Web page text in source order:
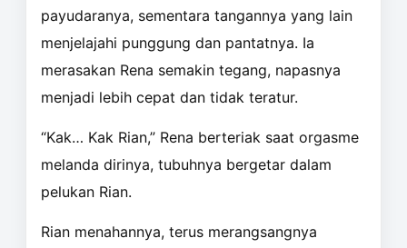
payudaranya, sementara tangannya yang lain
menjelajahi punggung dan pantatnya. Ia
merasakan Rena semakin tegang, napasnya
menjadi lebih cepat dan tidak teratur.
“Kak… Kak Rian,” Rena berteriak saat orgasme
melanda dirinya, tubuhnya bergetar dalam
pelukan Rian.
Rian menahannya, terus merangsangnya